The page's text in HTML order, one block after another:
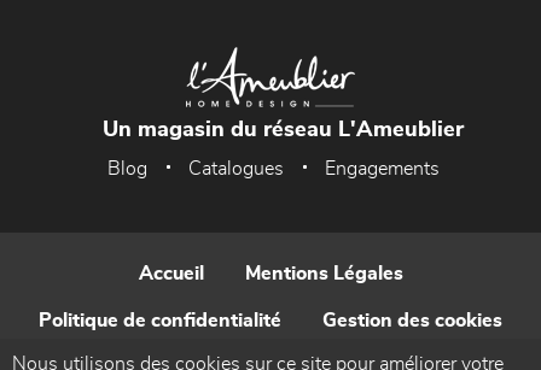
Un magasin du réseau L'Ameublier
Blog Catalogues Engagements
Accueil Mentions Légales
Politique de confidentialité Gestion des cookies
Nous utilisons des cookies sur ce site pour améliorer votre